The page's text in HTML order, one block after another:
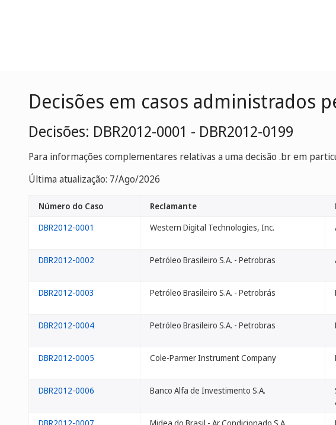
Decisões em casos administrados
Decisões: DBR2012-0001 - DBR2012-0199
Para informações complementares relativas a uma decisão .br em
Última atualização: 7/Ago/2026
Número do Caso Reclamante
DBR2012-0001
Western Digital Technologies, Inc.
DBR2012-0002
Petróleo Brasileiro S.A. - Petrobras
DBR2012-0003
Petróleo Brasileiro S.A. - Petrobrás
DBR2012-0004
Petróleo Brasileiro S.A. - Petrobras
DBR2012-0005
Cole-Parmer Instrument Company
DBR2012-0006
Banco Alfa de Investimento S.A.